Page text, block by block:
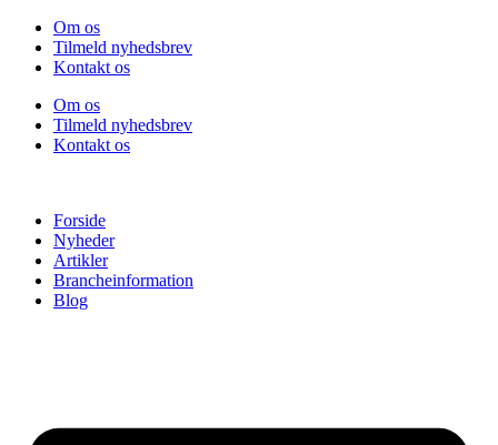
Videre
indhold
Om os
Tilmeld nyhedsbrev
Kontakt os
Om os
Tilmeld nyhedsbrev
Kontakt os
Forside
Nyheder
Artikler
Brancheinformation
Blog